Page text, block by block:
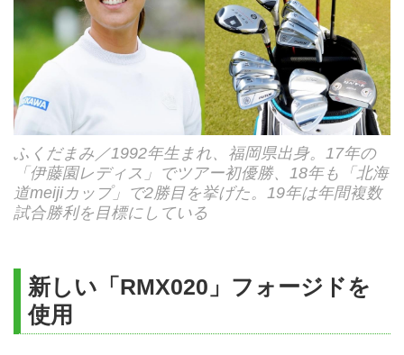
ふくだまみ／1992年生まれ、福岡県出身。17年の
「伊藤園レディス」でツアー初優勝、18年も「北海
道meijiカップ」で2勝目を挙げた。19年は年間複数
試合勝利を目標にしている
新しい「RMX020」フォージドを
使用